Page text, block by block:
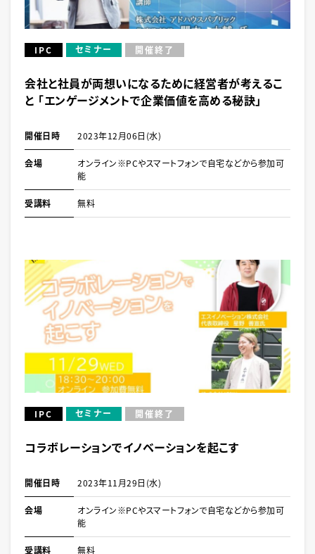
IPC セミナー 開催終了
会社と社員が両想いになるために経営者が考えるこ
と 「エンゲージメントで企業価値を高める秘訣」
開催日時 2023年12月06日(水)
会場
オンライン※PCやスマートフォンで自宅などから参加可
能
受講料 無料
IPC セミナー 開催終了
コラボレーションでイノベーションを起こす
開催日時 2023年11月29日(水)
会場
オンライン※PCやスマートフォンで自宅などから参加可
能
受講料 無料